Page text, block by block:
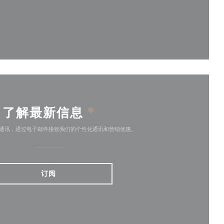
了解最新信息 *
讯，通过电子邮件接收我们的个性化通讯和营销优惠。
订阅